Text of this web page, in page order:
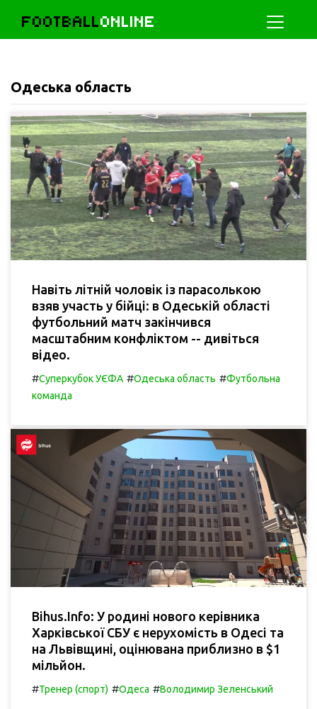
FOOTBALLONLINE
Одеська область
Навіть літній чоловік із парасолькою
взяв участь у бійці: в Одеській області
футбольний матч закінчився
масштабним конфліктом -- дивіться
відео.
#Суперкубок УЄФА #Одеська область #Футбольна
команда
Bihus.Info: У родині нового керівника
Харківської СБУ є нерухомість в Одесі та
на Львівщині, оцінювана приблизно в $1
мільйон.
#Тренер (спорт) #Одеса #Володимир Зеленський